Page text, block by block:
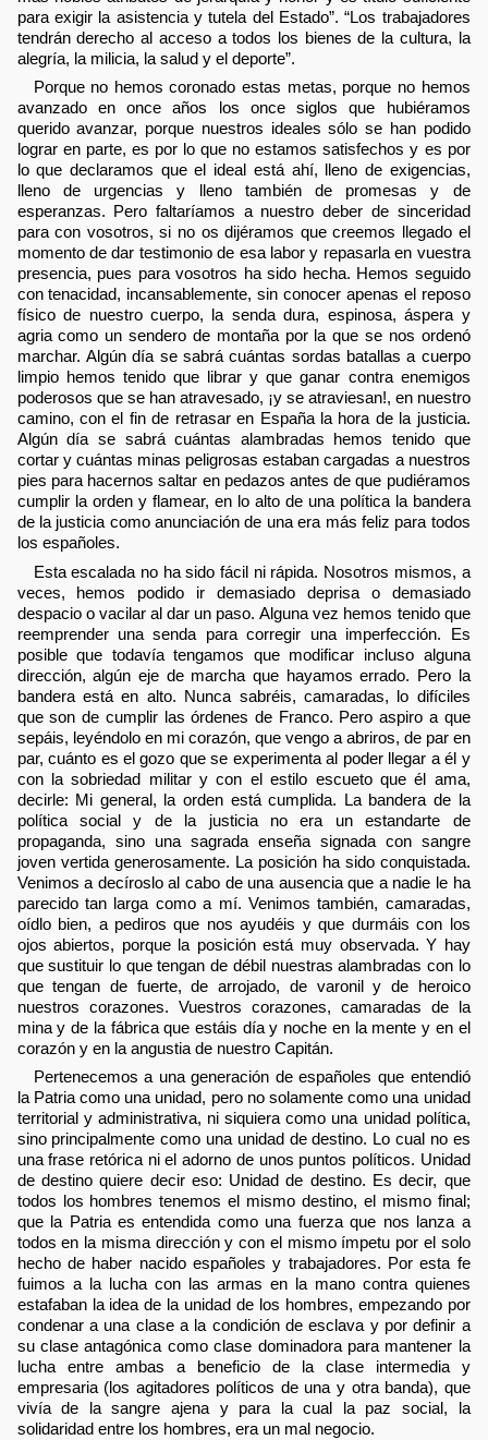
para exigir la asistencia y tutela del Estado”. “Los trabajadores
tendrán derecho al acceso a todos los bienes de la cultura, la
alegría, la milicia, la salud y el deporte”.
Porque no hemos coronado estas metas, porque no hemos
avanzado en once años los once siglos que hubiéramos
querido avanzar, porque nuestros ideales sólo se han podido
lograr en parte, es por lo que no estamos satisfechos y es por
lo que declaramos que el ideal está ahí, lleno de exigencias,
lleno de urgencias y lleno también de promesas y de
esperanzas. Pero faltaríamos a nuestro deber de sinceridad
para con vosotros, si no os dijéramos que creemos llegado el
momento de dar testimonio de esa labor y repasarla en vuestra
presencia, pues para vosotros ha sido hecha. Hemos seguido
con tenacidad, incansablemente, sin conocer apenas el reposo
físico de nuestro cuerpo, la senda dura, espinosa, áspera y
agria como un sendero de montaña por la que se nos ordenó
marchar. Algún día se sabrá cuántas sordas batallas a cuerpo
limpio hemos tenido que librar y que ganar contra enemigos
poderosos que se han atravesado, ¡y se atraviesan!, en nuestro
camino, con el fin de retrasar en España la hora de la justicia.
Algún día se sabrá cuántas alambradas hemos tenido que
cortar y cuántas minas peligrosas estaban cargadas a nuestros
pies para hacernos saltar en pedazos antes de que pudiéramos
cumplir la orden y flamear, en lo alto de una política la bandera
de la justicia como anunciación de una era más feliz para todos
los españoles.
Esta escalada no ha sido fácil ni rápida. Nosotros mismos, a
veces, hemos podido ir demasiado deprisa o demasiado
despacio o vacilar al dar un paso. Alguna vez hemos tenido que
reemprender una senda para corregir una imperfección. Es
posible que todavía tengamos que modificar incluso alguna
dirección, algún eje de marcha que hayamos errado. Pero la
bandera está en alto. Nunca sabréis, camaradas, lo difíciles
que son de cumplir las órdenes de Franco. Pero aspiro a que
sepáis, leyéndolo en mi corazón, que vengo a abriros, de par en
par, cuánto es el gozo que se experimenta al poder llegar a él y
con la sobriedad militar y con el estilo escueto que él ama,
decirle: Mi general, la orden está cumplida. La bandera de la
política social y de la justicia no era un estandarte de
propaganda, sino una sagrada enseña signada con sangre
joven vertida generosamente. La posición ha sido conquistada.
Venimos a decíroslo al cabo de una ausencia que a nadie le ha
parecido tan larga como a mí. Venimos también, camaradas,
oídlo bien, a pediros que nos ayudéis y que durmáis con los
ojos abiertos, porque la posición está muy observada. Y hay
que sustituir lo que tengan de débil nuestras alambradas con lo
que tengan de fuerte, de arrojado, de varonil y de heroico
nuestros corazones. Vuestros corazones, camaradas de la
mina y de la fábrica que estáis día y noche en la mente y en el
corazón y en la angustia de nuestro Capitán.
Pertenecemos a una generación de españoles que entendió
la Patria como una unidad, pero no solamente como una unidad
territorial y administrativa, ni siquiera como una unidad política,
sino principalmente como una unidad de destino. Lo cual no es
una frase retórica ni el adorno de unos puntos políticos. Unidad
de destino quiere decir eso: Unidad de destino. Es decir, que
todos los hombres tenemos el mismo destino, el mismo final;
que la Patria es entendida como una fuerza que nos lanza a
todos en la misma dirección y con el mismo ímpetu por el solo
hecho de haber nacido españoles y trabajadores. Por esta fe
fuimos a la lucha con las armas en la mano contra quienes
estafaban la idea de la unidad de los hombres, empezando por
condenar a una clase a la condición de esclava y por definir a
su clase antagónica como clase dominadora para mantener la
lucha entre ambas a beneficio de la clase intermedia y
empresaria (los agitadores políticos de una y otra banda), que
vivía de la sangre ajena y para la cual la paz social, la
solidaridad entre los hombres, era un mal negocio.